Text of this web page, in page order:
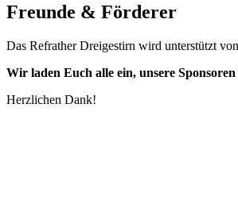
Freunde & Förderer
Das Refrather Dreigestirn wird unterstützt
Wir laden Euch alle ein, unsere
Herzlichen Dank!